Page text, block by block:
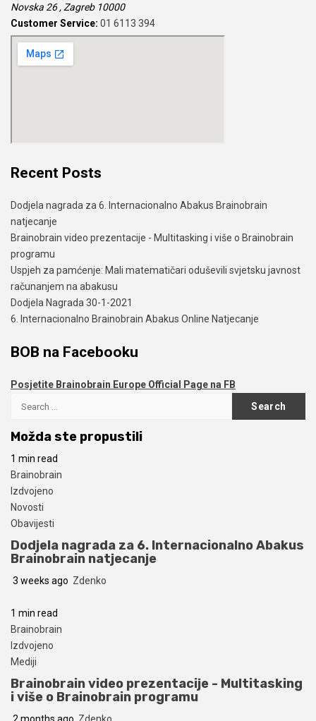
Novska 26, Zagreb 10000
Customer Service: 01 6113 394
Recent Posts
Dodjela nagrada za 6. Internacionalno Abakus Brainobrain
natjecanje
Brainobrain video prezentacije - Multitasking i više o Brainobrain
programu
Uspjeh za pamćenje: Mali matematičari oduševili svjetsku javnost
računanjem na abakusu
Dodjela Nagrada 30-1-2021
6. Internacionalno Brainobrain Abakus Online Natjecanje
BOB na Facebooku
Posjetite Brainobrain Europe Official Page na FB
Možda ste propustili
1 min read
Brainobrain
Izdvojeno
Novosti
Obavijesti
Dodjela nagrada za 6. Internacionalno Abakus
Brainobrain natjecanje
3 weeks ago Zdenko
1 min read
Brainobrain
Izdvojeno
Mediji
Brainobrain video prezentacije - Multitasking
i više o Brainobrain programu